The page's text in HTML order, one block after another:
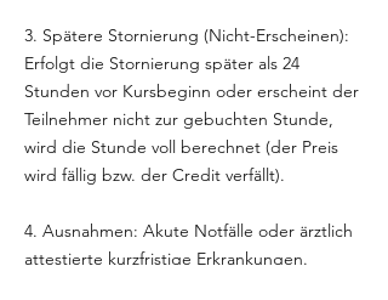
3. Spätere Stornierung (Nicht-Erscheinen):
Erfolgt die Stornierung später als 24
Stunden vor Kursbeginn oder erscheint der
Teilnehmer nicht zur gebuchten Stunde,
wird die Stunde voll berechnet (der Preis
wird fällig bzw. der Credit verfällt).
4. Ausnahmen: Akute Notfälle oder ärztlich
attestierte kurzfristige Erkrankungen.